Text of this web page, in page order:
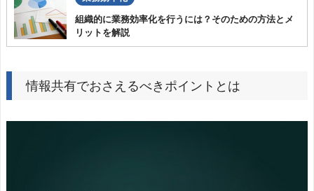
組織的に業務効率化を行うには？そのための方法とメ
リットを解説
情報共有でおさえるべきポイントとは